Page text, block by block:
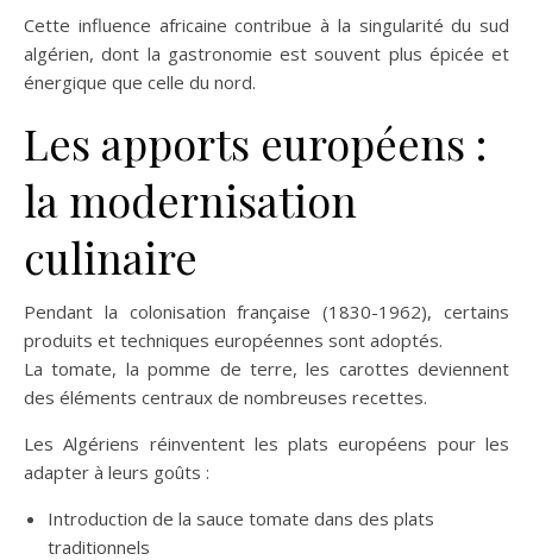
Cette influence africaine contribue à la singularité du sud
algérien, dont la gastronomie est souvent plus épicée et
énergique que celle du nord.
Les apports européens :
la modernisation
culinaire
Pendant la colonisation française (1830-1962), certains
produits et techniques européennes sont adoptés.
La tomate, la pomme de terre, les carottes deviennent
des éléments centraux de nombreuses recettes.
Les Algériens réinventent les plats européens pour les
adapter à leurs goûts :
Introduction de la sauce tomate dans des plats
traditionnels